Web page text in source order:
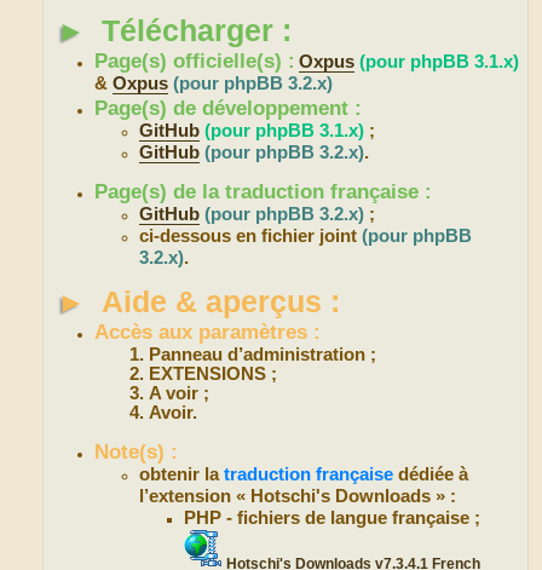
► Télécharger :
Page(s) officielle(s) : Oxpus (pour phpBB 3.1.x)
&Oxpus (pour phpBB 3.2.x)
Page(s) de développement :
GitHub (pour phpBB 3.1.x) ;
GitHub (pour phpBB 3.2.x).
Page(s) de la traduction française :
GitHub (pour phpBB 3.2.x) ;
ci-dessous en fichier joint(pour phpBB
3.2.x).
► Aide & aperçus :
Accès aux paramètres :
Panneau d’administration ;
EXTENSIONS ;
A voir ;
Avoir.
Note(s) :
obtenir latraduction française dédiée à
l’extension « Hotschi's Downloads » :
PHP - fichiers de langue française ;
Hotschi's Downloads v7.3.4.1 French